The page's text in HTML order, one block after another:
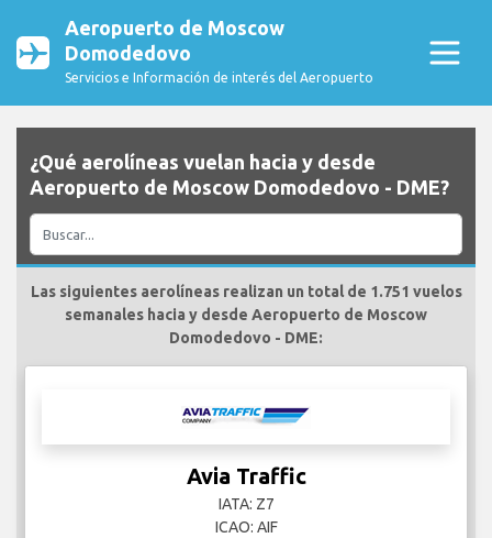
Aeropuerto de Moscow
Domodedovo
Servicios e Información de interés del Aeropuerto
¿Qué aerolíneas vuelan hacia y desde
Aeropuerto de Moscow Domodedovo - DME?
Las siguientes aerolíneas realizan un total de 1.751 vuelos
semanales hacia y desde Aeropuerto de Moscow
Domodedovo - DME:
Avia Traffic
IATA: Z7
ICAO: AIF